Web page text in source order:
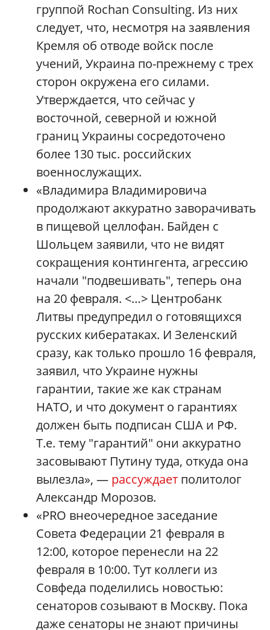
группой Rochan Consulting. Из них
следует, что, несмотря на заявления
Кремля об отводе войск после
учений, Украина по-прежнему с трех
сторон окружена его силами.
Утверждается, что сейчас у
восточной, северной и южной
границ Украины сосредоточено
более 130 тыс. российских
военнослужащих.
«Владимира Владимировича
продолжают аккуратно заворачивать
в пищевой целлофан. Байден с
Шольцем заявили, что не видят
сокращения контингента, агрессию
начали "подвешивать", теперь она
на 20 февраля. <…> Центробанк
Литвы предупредил о готовящихся
русских кибератаках. И Зеленский
сразу, как только прошло 16 февраля,
заявил, что Украине нужны
гарантии, такие же как странам
НАТО, и что документ о гарантиях
должен быть подписан США и РФ.
Т.е. тему "гарантий" они аккуратно
засовывают Путину туда, откуда она
вылезла», — рассуждает политолог
Александр Морозов.
«PRO внеочередное заседание
Совета Федерации 21 февраля в
12:00, которое перенесли на 22
февраля в 10:00. Тут коллеги из
Совфеда поделились новостью:
сенаторов созывают в Москву. Пока
даже сенаторы не знают причины